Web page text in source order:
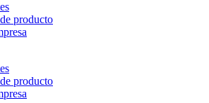
producto
producto